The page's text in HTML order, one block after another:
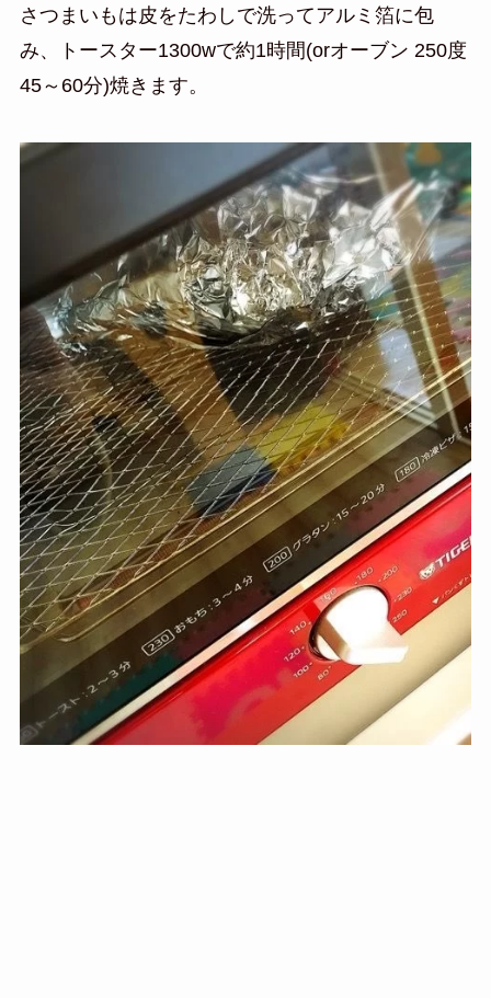
さつまいもは皮をたわしで洗ってアルミ箔に包
み、トースター1300wで約1時間(orオーブン 250度
45～60分)焼きます。